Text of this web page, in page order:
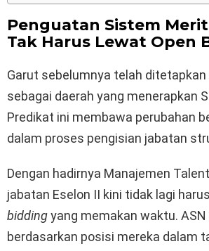
Penguatan Sistem
Tak Harus Lewat Open
Garut sebelumnya telah ditetapkan
sebagai daerah yang menerapkan
Predikat ini membawa perubahan
dalam proses pengisian jabatan
Dengan hadirnya Manajemen
jabatan Eselon II kini tidak lagi
biddingyang memakan waktu.
berdasarkan posisi mereka dalam